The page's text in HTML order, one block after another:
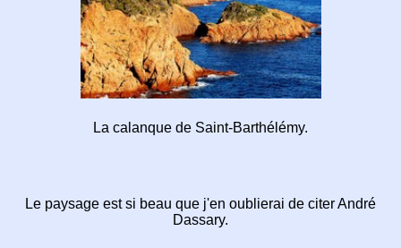
La calanque de Saint-Barthélémy.
Le paysage est si beau que j'en oublierai de citerAndré
Dassary.